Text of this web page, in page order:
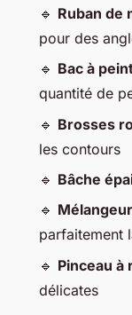
🔹 Ruban de
pour des
🔹 Bac à
quantité de
🔹 Brosses
les contours
🔹 Bâche
🔹
parfaitement
🔹 Pinceau à
délicates